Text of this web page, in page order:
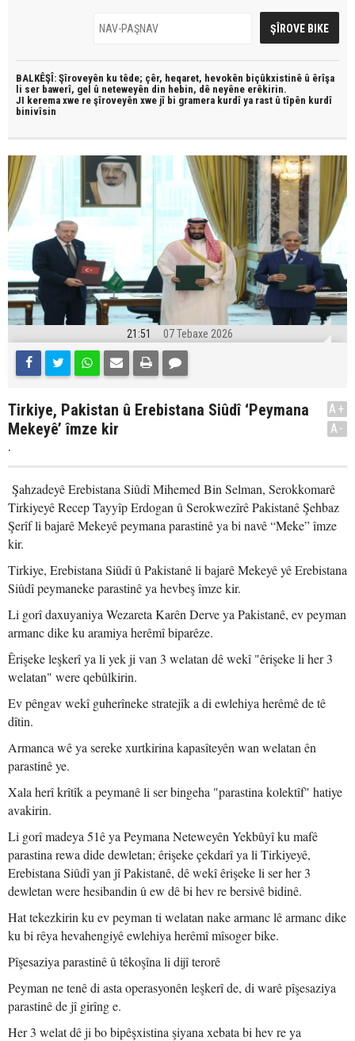
BALKÊŞÎ: Şîroveyên ku têde; çêr, heqaret, hevokên biçûkxistinê û êrîşa
li ser bawerî, gel û neteweyên din hebin, dê neyêne erêkirin.
JI kerema xwe re şîroveyên xwe jî bi gramera kurdî ya rast û tîpên kurdî
binivîsin
21:51 07 Tebaxe 2026
Tirkiye, Pakistan û Erebistana Siûdî ‘Peymana
Mekeyê’ îmze kir
.
A+
A-
Şahzadeyê Erebistana Siûdî Mihemed Bin Selman, Serokkomarê
Tirkiyeyê Recep Tayyîp Erdogan û Serokwezîrê Pakistanê Şehbaz
Şerîf li bajarê Mekeyê peymana parastinê ya bi navê “Meke” îmze
kir.
Tirkiye, Erebistana Siûdî û Pakistanê li bajarê Mekeyê yê Erebistana
Siûdî peymaneke parastinê ya hevbeş îmze kir.
Li gorî daxuyaniya Wezareta Karên Derve ya Pakistanê, ev peyman
armanc dike ku aramiya herêmî biparêze.
Êrişeke leşkerî ya li yek ji van 3 welatan dê wekî "êrişeke li her 3
welatan" were qebûlkirin.
Ev pêngav wekî guherîneke stratejîk a di ewlehiya herêmê de tê
dîtin.
Armanca wê ya sereke xurtkirina kapasîteyên wan welatan ên
parastinê ye.
Xala herî krîtîk a peymanê li ser bingeha "parastina kolektîf" hatiye
avakirin.
Li gorî madeya 51ê ya Peymana Neteweyên Yekbûyî ku mafê
parastina rewa dide dewletan; êrişeke çekdarî ya li Tirkiyeyê,
Erebistana Siûdî yan jî Pakistanê, dê wekî êrişeke li ser her 3
dewletan were hesibandin û ew dê bi hev re bersivê bidinê.
Hat tekezkirin ku ev peyman ti welatan nake armanc lê armanc dike
ku bi rêya hevahengiyê ewlehiya herêmî mîsoger bike.
Pîşesaziya parastinê û têkoşîna li dijî terorê
Peyman ne tenê di asta operasyonên leşkerî de, di warê pîşesaziya
parastinê de jî girîng e.
Her 3 welat dê ji bo bipêşxistina şiyana xebata bi hev re ya